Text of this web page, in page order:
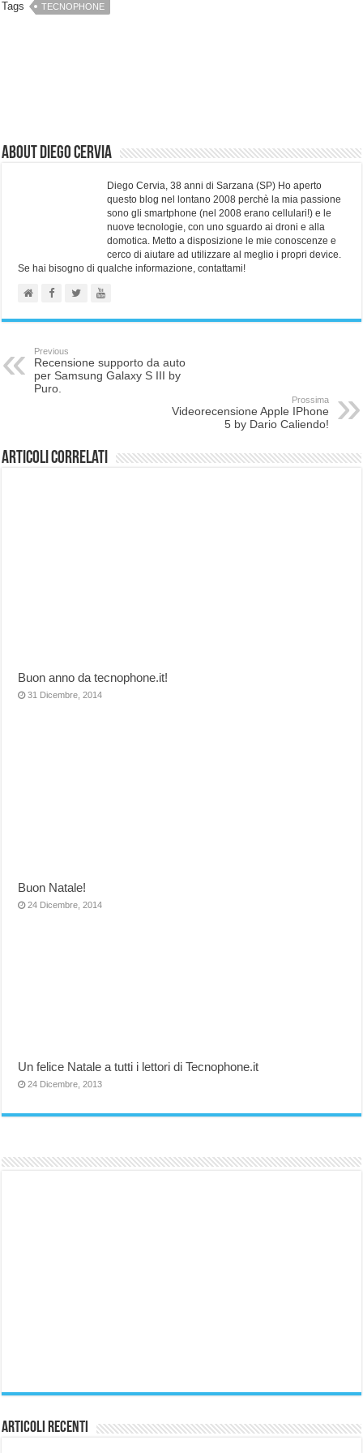
Tags TECNOPHONE
About Diego Cervia
Diego Cervia, 38 anni di Sarzana (SP) Ho aperto
questo blog nel lontano 2008 perchè la mia passione
sono gli smartphone (nel 2008 erano cellulari!) e le
nuove tecnologie, con uno sguardo ai droni e alla
domotica. Metto a disposizione le mie conoscenze e
cerco di aiutare ad utilizzare al meglio i propri device.
Se hai bisogno di qualche informazione, contattami!
Previous
Recensione supporto da auto
per Samsung Galaxy S III by
Puro.
Prossima
Videorecensione Apple IPhone
5 by Dario Caliendo!
Articoli correlati
Buon anno da tecnophone.it!
31 Dicembre, 2014
Buon Natale!
24 Dicembre, 2014
Un felice Natale a tutti i lettori di Tecnophone.it
24 Dicembre, 2013
Articoli Recenti